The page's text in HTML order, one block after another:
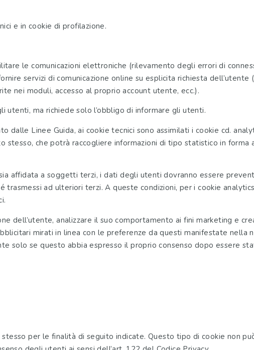
e in cookie di profilazione.
le comunicazioni elettroniche (rilevamento degli errori di
servizi di comunicazione online su esplicita richiesta dell’utente
nei moduli, accesso al proprio account utente, ecc.).
utenti, ma richiede solo l’obbligo di informare gli utenti.
dalle Linee Guida, ai cookie tecnici sono assimilati i cookie cd.
che potrà raccogliere informazioni di tipo statistico in forma
affidata a soggetti terzi, i dati degli utenti dovranno essere
trasmessi ad ulteriori terzi. A queste condizioni, per i cookie
dell’utente, analizzare il suo comportamento ai fini marketing e
mirati in linea con le preferenze da questi manifestate nella
solo se questo abbia espresso il proprio consenso dopo essere
per le finalità di seguito indicate. Questo tipo di cookie non